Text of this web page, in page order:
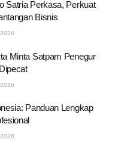
Satria Perkasa, Perkuat
Bisnis
Minta Satpam Penegur
Panduan Lengkap